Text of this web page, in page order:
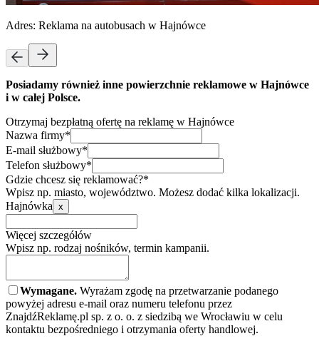
Adres: Reklama na autobusach w Hajnówce
Posiadamy również inne powierzchnie reklamowe w Hajnówce
i w całej Polsce.
Otrzymaj bezpłatną ofertę na reklamę w Hajnówce
Nazwa firmy*
E-mail służbowy*
Telefon służbowy*
Gdzie chcesz się reklamować?*
Wpisz np. miasto, województwo. Możesz dodać kilka lokalizacji.
Hajnówka x
Więcej szczegółów
Wpisz np. rodzaj nośników, termin kampanii.
Wymagane. Wyrażam zgodę na przetwarzanie podanego
powyżej adresu e-mail oraz numeru telefonu przez
ZnajdźReklamę.pl sp. z o. o. z siedzibą we Wrocławiu w celu
kontaktu bezpośredniego i otrzymania oferty handlowej.